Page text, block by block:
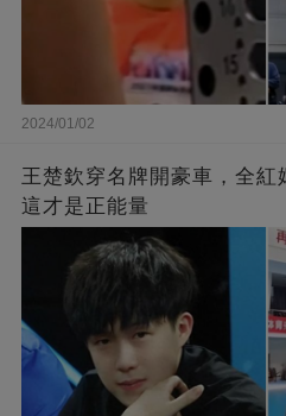
2024/01/02
王楚欽穿名牌開豪車，全紅
這才是正能量